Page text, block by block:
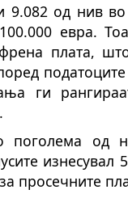
9.082 од нив
евра.
плата,
ги
поголема од
изнесувал
просечните